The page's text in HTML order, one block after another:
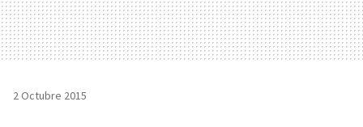
2 Octubre 2015